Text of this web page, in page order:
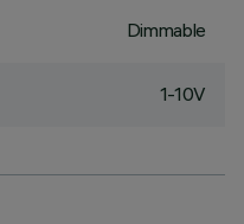
Dimmable
1-10V